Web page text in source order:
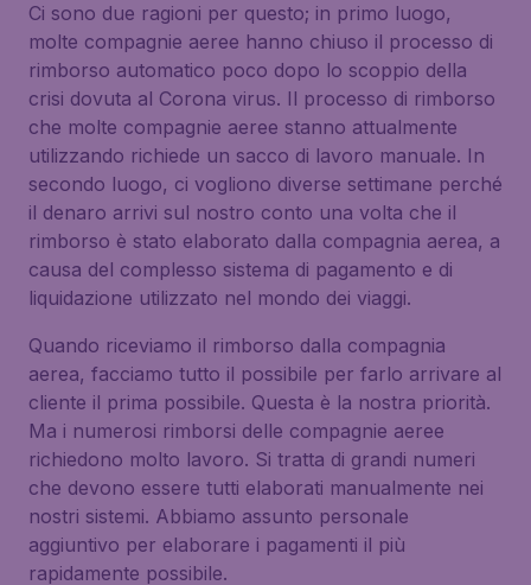
Ci sono due ragioni per questo; in primo luogo,
molte compagnie aeree hanno chiuso il processo di
rimborso automatico poco dopo lo scoppio della
crisi dovuta al Corona virus. Il processo di rimborso
che molte compagnie aeree stanno attualmente
utilizzando richiede un sacco di lavoro manuale. In
secondo luogo, ci vogliono diverse settimane perché
il denaro arrivi sul nostro conto una volta che il
rimborso è stato elaborato dalla compagnia aerea, a
causa del complesso sistema di pagamento e di
liquidazione utilizzato nel mondo dei viaggi.
Quando riceviamo il rimborso dalla compagnia
aerea, facciamo tutto il possibile per farlo arrivare al
cliente il prima possibile. Questa è la nostra priorità.
Ma i numerosi rimborsi delle compagnie aeree
richiedono molto lavoro. Si tratta di grandi numeri
che devono essere tutti elaborati manualmente nei
nostri sistemi. Abbiamo assunto personale
aggiuntivo per elaborare i pagamenti il più
rapidamente possibile.